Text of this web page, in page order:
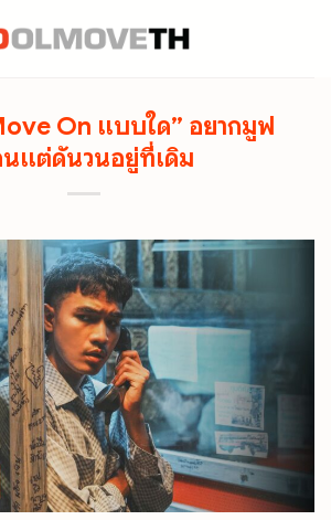
On แบบใด” อยากมูฟ
แต่ดันวนอยู่ที่เดิม